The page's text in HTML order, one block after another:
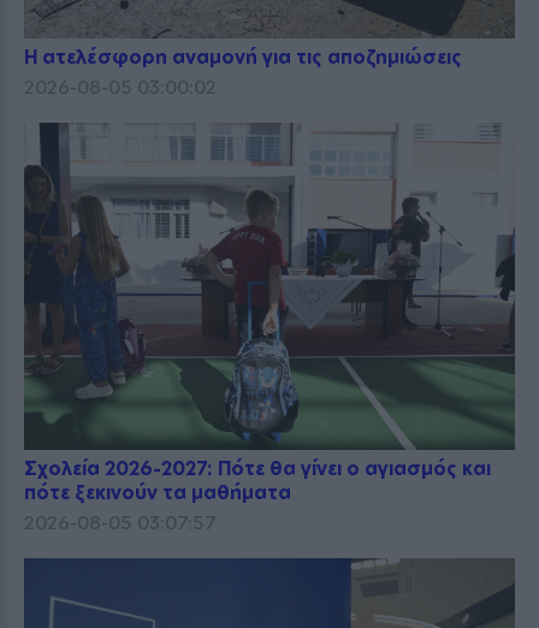
Η ατελέσφορη αναμονή για τις αποζημιώσεις
2026-08-05 03:00:02
Σχολεία 2026-2027: Πότε θα γίνει ο αγιασμός και
πότε ξεκινούν τα μαθήματα
2026-08-05 03:07:57